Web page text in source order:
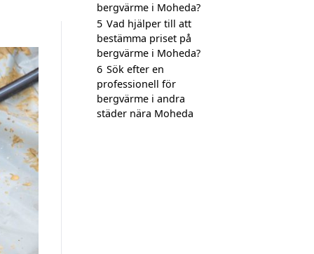
bergvärme i Moheda?
5 Vad hjälper till att
bestämma priset på
bergvärme i Moheda?
6 Sök efter en
professionell för
bergvärme i andra
städer nära Moheda